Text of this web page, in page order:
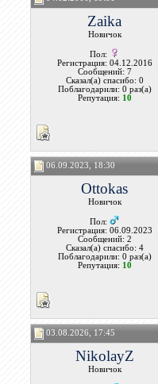
Zaika
Новичок
Пол:
Регистрация: 04.12.2016
Сообщений: 7
Сказал(а) спасибо: 0
Поблагодарили: 0 раз(а)
Репутация: 10
06.09.2023, 18:30
Ottokas
Новичок
Пол:
Регистрация: 06.09.2023
Сообщений: 2
Сказал(а) спасибо: 4
Поблагодарили: 0 раз(а)
Репутация: 10
03.08.2026, 17:45
NikolayZ
Новичок